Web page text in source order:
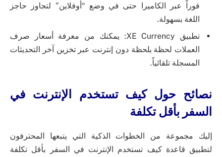
فوراً عبر الكاميرا حتى في وضع “أوفلاين” لتجاوز حاجز
اللغة بسهولة.
تطبيق XE Currency: يمكنك من معرفة أسعار صرف
العملات لحظة بلحظة دون إنترنت عبر تخزين آخر التحديثات
المسجلة تلقائياً.
نصائح حول كيف تستخدم الإنترنت في
السفر بأقل تكلفة
إليك مجموعة من الخطوات الذكية التي يتبعها المحترفون
لتطبيق قاعدة كيف تستخدم الإنترنت في السفر بأقل تكلفة